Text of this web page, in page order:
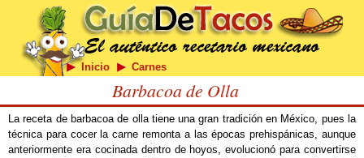
Inicio Carnes
Barbacoa de Olla
La receta de barbacoa de olla tiene una gran tradición en México, pues la
técnica para cocer la carne remonta a las épocas prehispánicas, aunque
anteriormente era cocinada dentro de hoyos, evolucionó para convertirse